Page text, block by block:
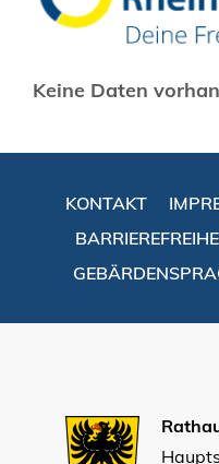
Keine Daten
KONTAKT